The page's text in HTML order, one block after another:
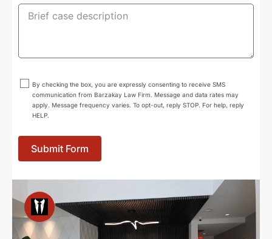
By checking the box, you are expressly consenting to receive SMS
communication from Barzakay Law Firm. Message and data rates may
apply. Message frequency varies. To opt-out, reply STOP. For help, reply
HELP.
Submit Form